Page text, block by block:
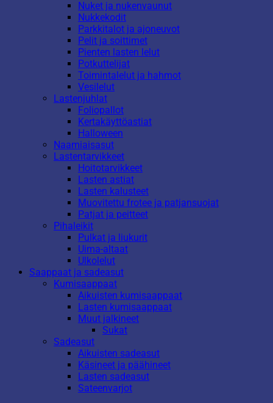
Nuket ja nukenvaunut
Nukkekodit
Parkkitalot ja ajoneuvot
Pelit ja soittimet
Pienten lasten lelut
Potkuttelijat
Toimintalelut ja hahmot
Vesilelut
Lastenjuhlat
Foliopallot
Kertakäyttöastiat
Halloween
Naamiaisasut
Lastentarvikkeet
Hoitotarvikkeet
Lasten astiat
Lasten kalusteet
Muovitettu frotee ja patjansuojat
Patjat ja peitteet
Pihaleikit
Pulkat ja liukurit
Uima-altaat
Ulkolelut
Saappaat ja sadeasut
Kumisaappaat
Aikuisten kumisaappaat
Lasten kumisaappaat
Muut jalkineet
Sukat
Sadeasut
Aikuisten sadeasut
Käsineet ja päähineet
Lasten sadeasut
Sateenvarjot